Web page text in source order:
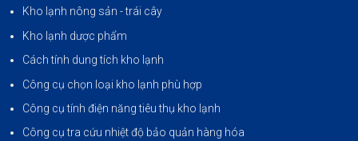
Kho lạnh nông sản -trái cây
Kho lạnh dược phẩm
Cách tính dung tích kho lạnh
Công cụ chọn loại kho lạnh phù hợp
Công cụ tính điện năng tiêu thụ kho lạnh
Công cụ tra cứu nhiệt độ bảo quản hàng hóa